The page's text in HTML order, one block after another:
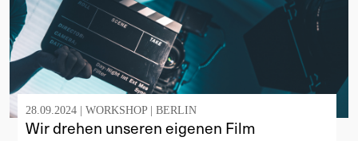
28.09.2024 | WORKSHOP BERLIN
Wir drehen unseren eigenen Film